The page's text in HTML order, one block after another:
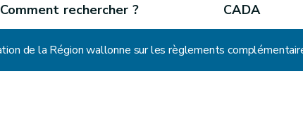
Comment rechercher ? CADA